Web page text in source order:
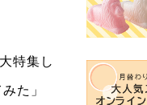
特集し
た」